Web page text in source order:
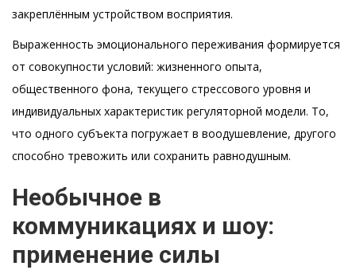
закреплённым устройством восприятия.
Выраженность эмоционального переживания формируется
от совокупности условий: жизненного опыта,
общественного фона, текущего стрессового уровня и
индивидуальных характеристик регуляторной модели. То,
что одного субъекта погружает в воодушевление, другого
способно тревожить или сохранить равнодушным.
Необычное в
коммуникациях и шоу:
применение силы